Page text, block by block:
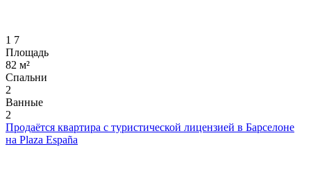
1 7
Площадь
82 м²
Спальни
2
Ванные
2
Продаётся квартира с туристической лицензией в Барселоне
на Plaza España